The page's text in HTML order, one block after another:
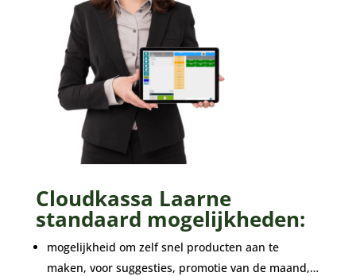
Cloudkassa Laarne
standaard mogelijkheden:
mogelijkheid om zelf snel producten aan te
maken, voor suggesties, promotie van de maand,…